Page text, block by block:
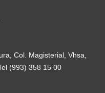
Col. Magisterial, Vhsa,
(993) 358 15 00